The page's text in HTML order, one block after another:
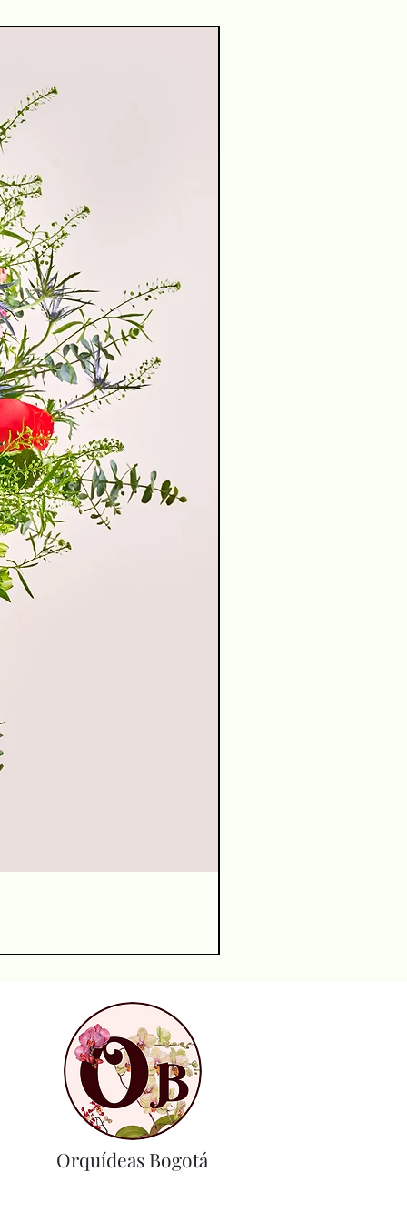
Orquídeas Bogotá